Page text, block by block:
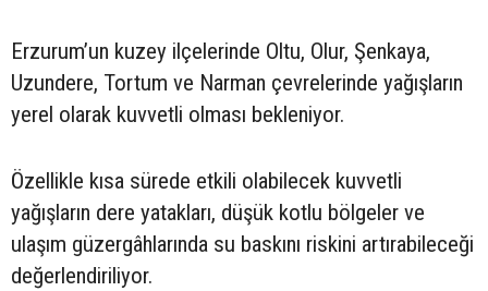
Erzurum’un kuzey ilçelerinde Oltu, Olur, Şenkaya,
Uzundere, Tortum ve Narman çevrelerinde yağışların
yerel olarak kuvvetli olması bekleniyor.
Özellikle kısa sürede etkili olabilecek kuvvetli
yağışların dere yatakları, düşük kotlu bölgeler ve
ulaşım güzergâhlarında su baskını riskini artırabileceği
değerlendiriliyor.